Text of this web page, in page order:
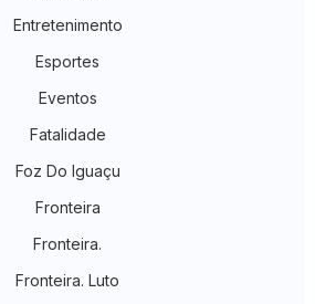
Entretenimento
Esportes
Eventos
Fatalidade
Foz Do Iguaçu
Fronteira
Fronteira.
Fronteira. Luto